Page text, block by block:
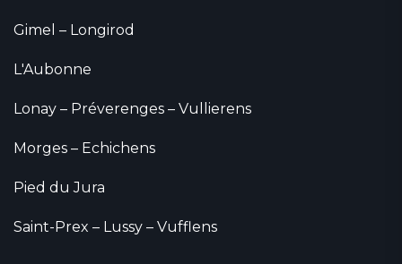
Gimel – Longirod
L'Aubonne
Lonay – Préverenges – Vullierens
Morges – Echichens
Pied du Jura
Saint-Prex – Lussy – Vufflens